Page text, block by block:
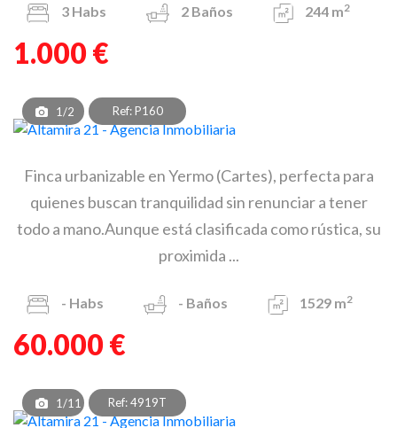
3 Habs 2 Baños 244 m2
1.000 €
1/2 Ref: P160
Finca urbanizable en Yermo (Cartes), perfecta para
quienes buscan tranquilidad sin renunciar a tener
todo a mano.Aunque está clasificada como rústica, su
proximida ...
- Habs - Baños 1529 m2
60.000 €
1/11 Ref: 4919T